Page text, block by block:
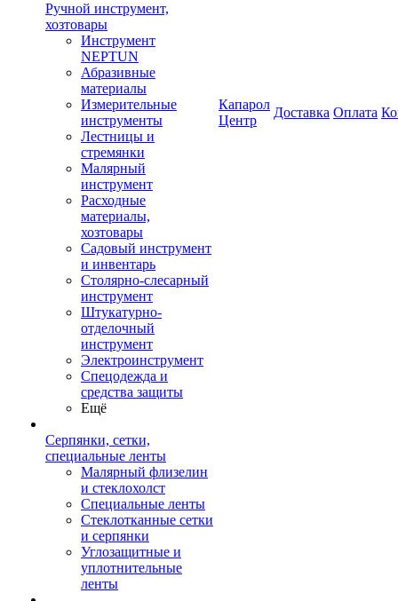
Ручной инструмент,
хозтовары
Инструмент
NEPTUN
Абразивные
материалы
Измерительные
инструменты
Лестницы и
стремянки
Малярный
инструмент
Расходные
материалы,
хозтовары
Садовый инструмент
и инвентарь
Столярно-слесарный
инструмент
Штукатурно-
отделочный
инструмент
Электроинструмент
Спецодежда и
средства защиты
Ещё
Серпянки, сетки,
специальные ленты
Малярный флизелин
и стеклохолст
Специальные ленты
Стеклотканные сетки
и серпянки
Углозащитные и
уплотнительные
ленты
Капарол
Центр
Доставка Оплата